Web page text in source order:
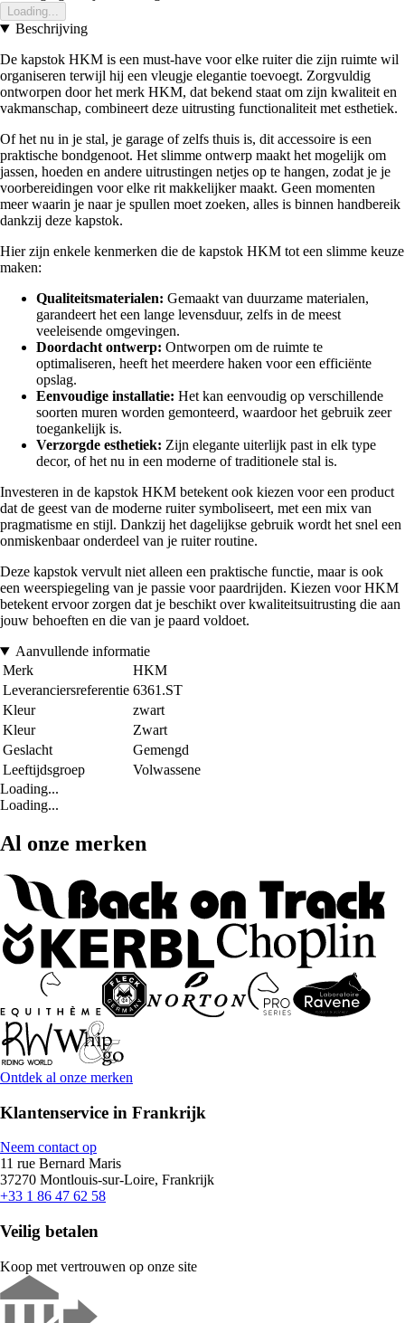
Loading...
Beschrijving
De kapstok HKM is een must-have voor elke ruiter die zijn ruimte wil
organiseren terwijl hij een vleugje elegantie toevoegt. Zorgvuldig
ontworpen door het merk HKM, dat bekend staat om zijn kwaliteit en
vakmanschap, combineert deze uitrusting functionaliteit met esthetiek.
Of het nu in je stal, je garage of zelfs thuis is, dit accessoire is een
praktische bondgenoot. Het slimme ontwerp maakt het mogelijk om
jassen, hoeden en andere uitrustingen netjes op te hangen, zodat je je
voorbereidingen voor elke rit makkelijker maakt. Geen momenten
meer waarin je naar je spullen moet zoeken, alles is binnen handbereik
dankzij deze kapstok.
Hier zijn enkele kenmerken die de kapstok HKM tot een slimme keuze
maken:
Qualiteitsmaterialen: Gemaakt van duurzame materialen,
garandeert het een lange levensduur, zelfs in de meest
veeleisende omgevingen.
Doordacht ontwerp: Ontworpen om de ruimte te
optimaliseren, heeft het meerdere haken voor een efficiënte
opslag.
Eenvoudige installatie: Het kan eenvoudig op verschillende
soorten muren worden gemonteerd, waardoor het gebruik zeer
toegankelijk is.
Verzorgde esthetiek: Zijn elegante uiterlijk past in elk type
decor, of het nu in een moderne of traditionele stal is.
Investeren in de kapstok HKM betekent ook kiezen voor een product
dat de geest van de moderne ruiter symboliseert, met een mix van
pragmatisme en stijl. Dankzij het dagelijkse gebruik wordt het snel een
onmiskenbaar onderdeel van je ruiter routine.
Deze kapstok vervult niet alleen een praktische functie, maar is ook
een weerspiegeling van je passie voor paardrijden. Kiezen voor HKM
betekent ervoor zorgen dat je beschikt over kwaliteitsuitrusting die aan
jouw behoeften en die van je paard voldoet.
Aanvullende informatie
Merk
HKM
Leveranciersreferentie 6361.ST
Kleur
zwart
Kleur
Zwart
Geslacht
Gemengd
Leeftijdsgroep
Volwassene
Loading...
Loading...
Al onze merken
Ontdek al onze merken
Klantenservice in Frankrijk
Neem contact op
11 rue Bernard Maris
37270 Montlouis-sur-Loire, Frankrijk
+33 1 86 47 62 58
Veilig betalen
Koop met vertrouwen op onze site